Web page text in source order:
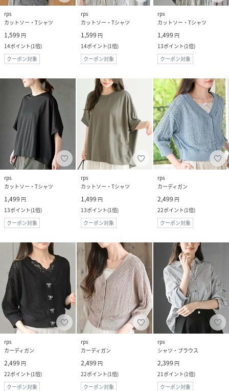
rps
カットソー・Tシャツ
1,599 円
14ポイント(1倍)
クーポン対象
rps
カットソー・Tシャツ
1,599 円
14ポイント(1倍)
クーポン対象
rps
カットソー・Tシャツ
1,499 円
13ポイント(1倍)
クーポン対象
rps
カットソー・Tシャツ
1,499 円
13ポイント(1倍)
クーポン対象
rps
カットソー・Tシャツ
1,499 円
13ポイント(1倍)
クーポン対象
rps
カーディガン
2,499 円
22ポイント(1倍)
クーポン対象
rps
カーディガン
2,499 円
22ポイント(1倍)
クーポン対象
rps
カーディガン
2,499 円
22ポイント(1倍)
クーポン対象
rps
シャツ・ブラウス
2,399 円
21ポイント(1倍)
クーポン対象